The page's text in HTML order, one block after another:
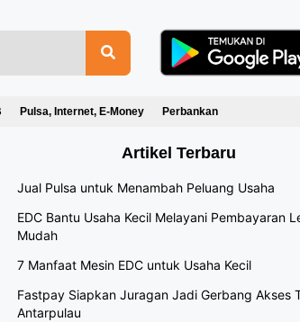
Pulsa, Internet, E-Money Perbankan
Artikel Terbaru
Jual Pulsa untuk Menambah Peluang Usaha
EDC Bantu Usaha Kecil Melayani Pembayaran
Mudah
7 Manfaat Mesin EDC untuk Usaha Kecil
Fastpay Siapkan Juragan Jadi Gerbang Akses
Antarpulau